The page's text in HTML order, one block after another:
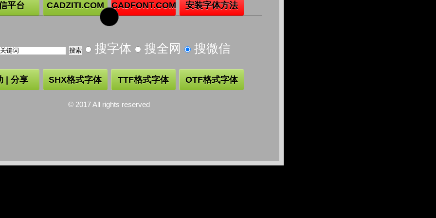
平台 CADZITI.COM CADFONT.COM 安装字体方法
搜字体 搜全网 搜微信
| 分享 SHX格式字体 TTF格式字体 OTF格式字体
© 2017 All rights reserved